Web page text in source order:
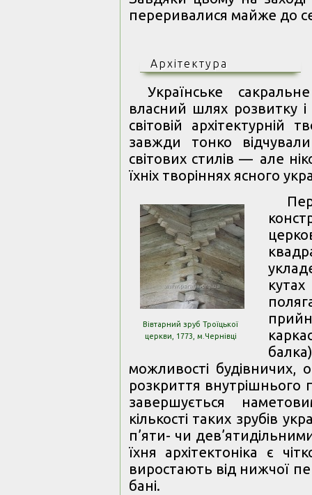
переривалися майже до
Архітектура
Українське
власний шлях розвитку
світовій архітектурній
завжди тонко
світових стилів — але
їхніх творіннях ясного
Вівтарний зруб Троїцької
церкви, 1773, м.Чернівці
можливості
розкриття внутрішнього
завершується
кількості таких зрубів
п’яти- чи
їхня архітектоніка є
виростають від нижчої
бані.